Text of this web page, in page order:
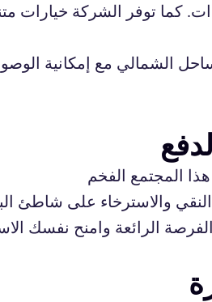
كما توفر الشركة خيارات
الشمالي مع إمكانية
المجتمع الفخم
والاسترخاء على شاطئ
الرائعة وامنح نفسك